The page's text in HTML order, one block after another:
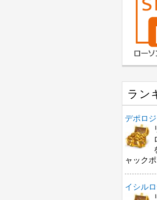
ラン
デポロ
ャック
イシル